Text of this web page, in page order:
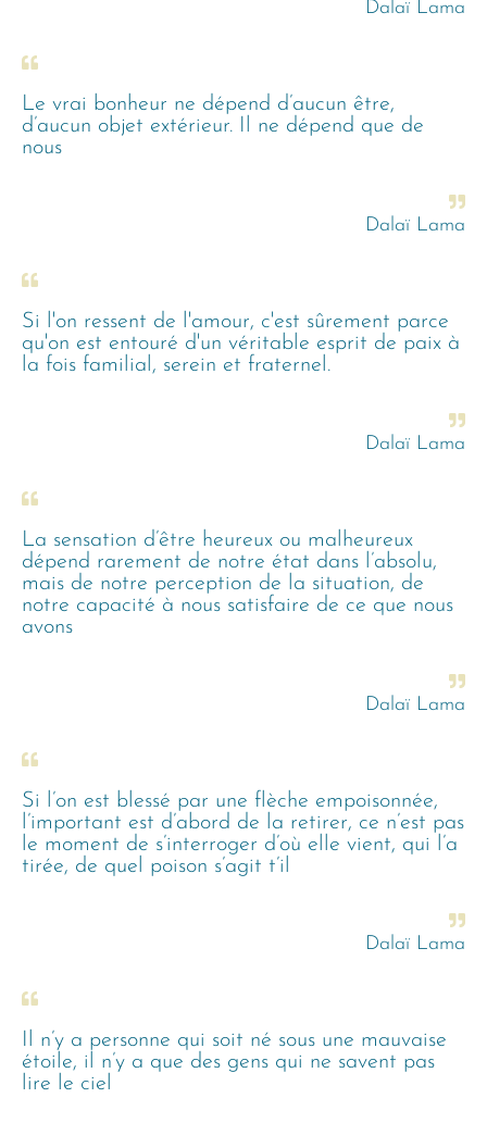
Dalaï Lama
Le vrai bonheur ne dépend d’aucun être,
d’aucun objet extérieur. Il ne dépend que de
nous
Dalaï Lama
Si l'on ressent de l'amour, c'est sûrement parce
qu'on est entouré d'un véritable esprit de paix à
la fois familial, serein et fraternel.
Dalaï Lama
La sensation d’être heureux ou malheureux
dépend rarement de notre état dans l’absolu,
mais de notre perception de la situation, de
notre capacité à nous satisfaire de ce que nous
avons
Dalaï Lama
Si l’on est blessé par une flèche empoisonnée,
l’important est d’abord de la retirer, ce n’est pas
le moment de s’interroger d’où elle vient, qui l’a
tirée, de quel poison s’agit t’il
Dalaï Lama
Il n’y a personne qui soit né sous une mauvaise
étoile, il n’y a que des gens qui ne savent pas
lire le ciel